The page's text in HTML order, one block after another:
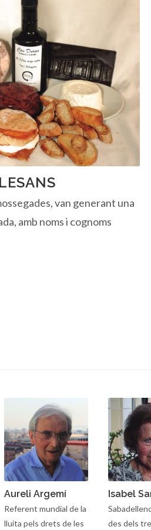
van generant una
amb noms i cognoms
Aureli Argemí
Referent mundial de la
lluita pels drets de les
Isabel
des dels